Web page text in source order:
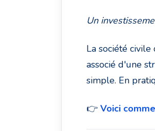
Un
La société
associé d'une
simple. En
👉 Voici